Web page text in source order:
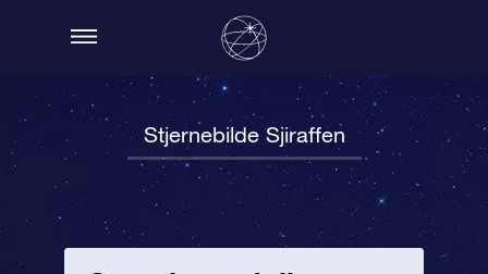
Stjernebilde Sjiraffen